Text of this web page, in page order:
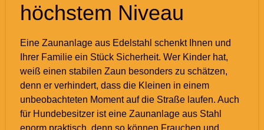
höchstem Niveau
Eine Zaunanlage aus Edelstahl schenkt Ihnen und
Ihrer Familie ein Stück Sicherheit. Wer Kinder hat,
weiß einen stabilen Zaun besonders zu schätzen,
denn er verhindert, dass die Kleinen in einem
unbeobachteten Moment auf die Straße laufen. Auch
für Hundebesitzer ist eine Zaunanlage aus Stahl